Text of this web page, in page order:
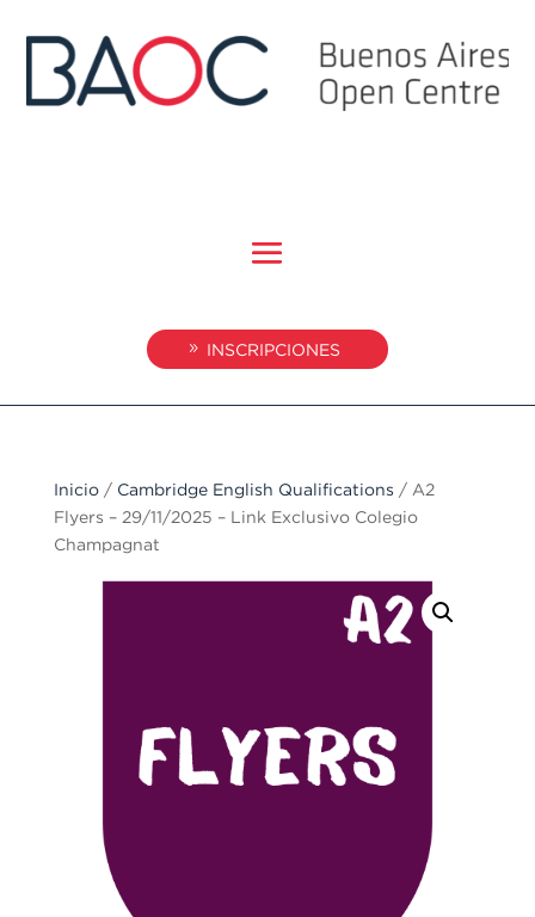
INSCRIPCIONES
Inicio/ Cambridge English Qualifications / A2
Flyers – 29/11/2025 – Link Exclusivo Colegio
Champagnat